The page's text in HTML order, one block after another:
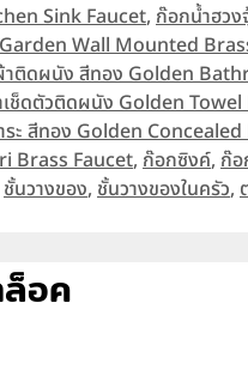
Sink Faucet, ก๊อกน้ำฮว
Wall Mounted
าติดผนัง สีทอง Golden
เช็ดตัวติดผนัง Golden
ระ สีทอง Golden
Brass Faucet, ก๊อกซิงค์, ก๊อ
ชั้นวางของ, ชั้นวางของในครัว,
อค